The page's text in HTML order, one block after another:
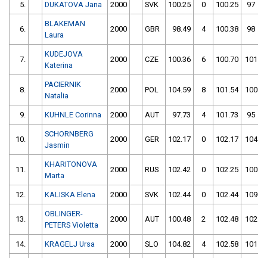
5. DUKATOVA Jana 2000 SVK 100.25 0 100.25 97
6.
BLAKEMAN
Laura
2000 GBR 98.49 4 100.38 98
7.
KUDEJOVA
Katerina
2000 CZE 100.36 6 100.70 101
8.
PACIERNIK
Natalia
2000 POL 104.59 8 101.54 100
9. KUHNLE Corinna 2000 AUT 97.73 4 101.73 95
10.
SCHORNBERG
Jasmin
2000 GER 102.17 0 102.17 104
11.
KHARITONOVA
Marta
2000 RUS 102.42 0 102.25 100
12. KALISKA Elena 2000 SVK 102.44 0 102.44 109
13.
OBLINGER-
PETERS Violetta
2000 AUT 100.48 2 102.48 102
14. KRAGELJ Ursa 2000 SLO 104.82 4 102.58 101